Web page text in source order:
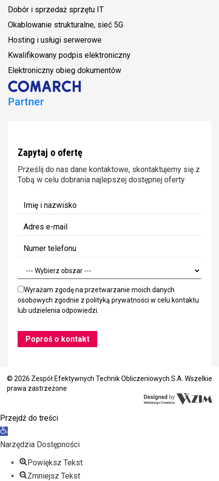
Dobór i sprzedaż sprzętu IT
Okablowanie strukturalne, sieć 5G
Hosting i usługi serwerowe
Kwalifikowany podpis elektroniczny
Elektroniczny obieg dokumentów
Zapytaj o ofertę
Prześlij do nas dane kontaktowe, skontaktujemy się z
Tobą w celu dobrania najlepszej dostępnej oferty
Wyrażam zgodę na przetwarzanie moich danych
osobowych zgodnie z polityką prywatności w celu kontaktu
lub udzielenia odpowiedzi.
© 2026 Zespół Efektywnych Technik Obliczeniowych S.A. Wszelkie
prawa zastrzeżone
Przejdź do treści
Otwórz
pasek
narzędzi
Narzędzia Dostępności
Powiększ Tekst
Zmniejsz Tekst